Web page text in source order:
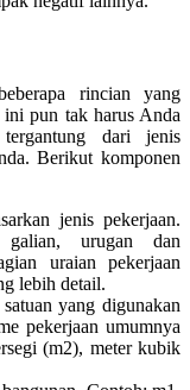
rincian yang
pun tak harus Anda
dari jenis
Berikut komponen
jenis pekerjaan.
galian, urugan dan
uraian pekerjaan
lebih detail.
yang digunakan
pekerjaan umumnya
(m2), meter kubik